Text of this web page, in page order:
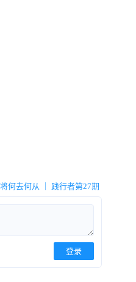
何去何从 ｜ 践行者第27期
登录